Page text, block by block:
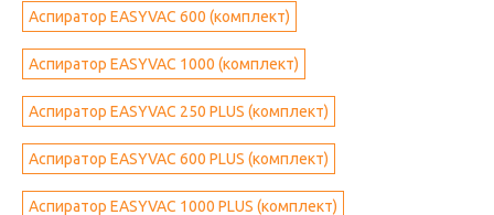
Аспиратор EASYVAC 600 (комплект)
Аспиратор EASYVAC 1000 (комплект)
Аспиратор EASYVAC 250 PLUS (комплект)
Аспиратор EASYVAC 600 PLUS (комплект)
Аспиратор EASYVAC 1000 PLUS (комплект)